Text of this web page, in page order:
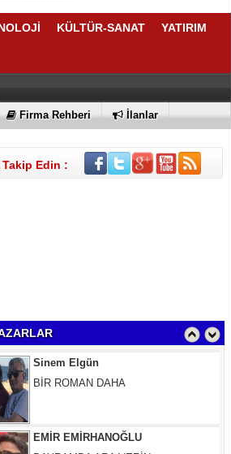
KÜLTÜR-SANAT YATIRIM
Firma Rehberi İlanlar
Takip Edin :
EMİR EMİRHANOĞLU
BAYRAMDA ARA VERİN
MACİT SOYDAN